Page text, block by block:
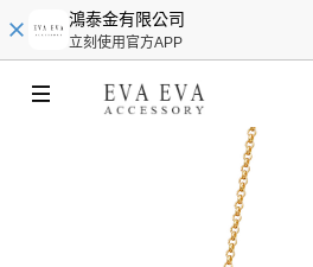
鴻泰金有限公司
立刻使用官方APP